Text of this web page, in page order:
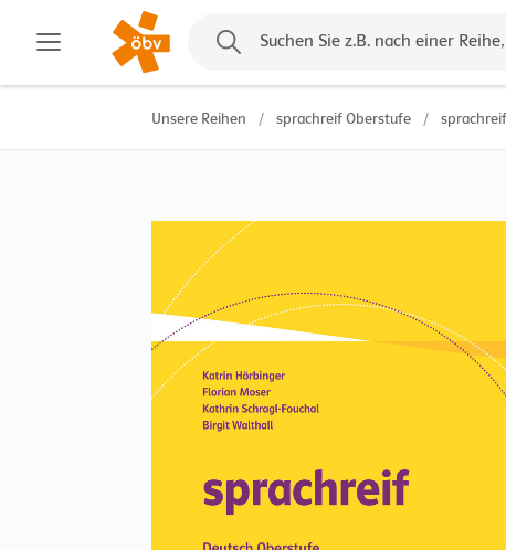
Suchen Sie z.B. nach einer
Kontakt
Unsere Reihen / sprachreif Oberstufe /